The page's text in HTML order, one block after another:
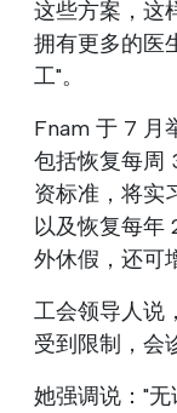
这些方案，这
拥有更多的医
工"。
Fnam 于 7 月
包括恢复每周
资标准，将实
以及恢复每年
外休假，还可
工会领导人说
受到限制，会
她强调说："